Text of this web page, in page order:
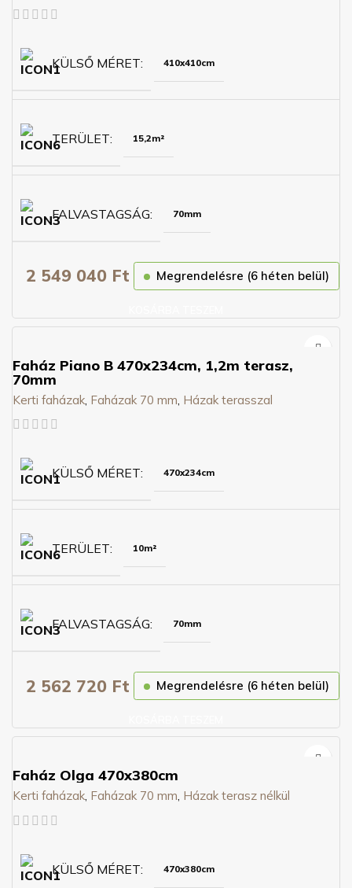
KÜLSŐ MÉRET 410x410cm
TERÜLET 15,2m²
FALVASTAGSÁG 70mm
2 549 040 Ft Megrendelésre (6 héten belül)
Faház Piano B 470x234cm, 1,2m terasz,
70mm
Kerti faházak Faházak 70 mm Házak terasszal
KÜLSŐ MÉRET 470x234cm
TERÜLET 10m²
FALVASTAGSÁG 70mm
2 562 720 Ft Megrendelésre (6 héten belül)
Faház Olga 470x380cm
Kerti faházak, Faházak 70 mm, Házak terasz nélkül
KÜLSŐ MÉRET 470x380cm